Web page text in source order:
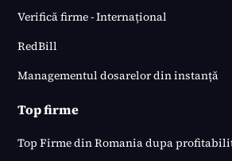
Verifică firme - Internațional
RedBill
Managementul dosarelor din instanță
Top firme
Top Firme din Romania dupa